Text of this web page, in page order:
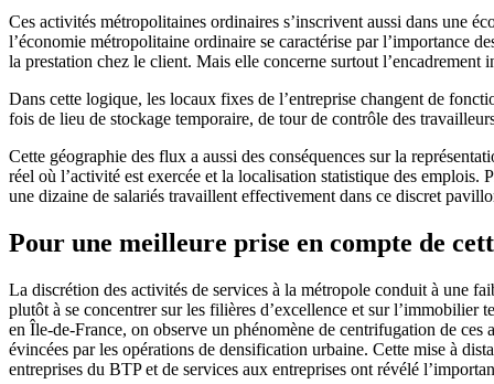
Ces activités métropolitaines ordinaires s’inscrivent aussi dans une
l’économie métropolitaine ordinaire se caractérise par l’importance
la prestation chez le client. Mais elle concerne surtout
Dans cette logique, les locaux fixes de l’entreprise changent de
fois de lieu de stockage temporaire, de tour de contrôle des
Cette géographie des flux a aussi des conséquences sur la
réel où l’activité est exercée et la localisation statistique des emplois.
une dizaine de salariés travaillent effectivement dans ce discret
Pour une meilleure prise en compte de
La discrétion des activités de services à la métropole conduit à une
plutôt à se concentrer sur les filières d’excellence et sur l’immobilier
en Île-de-France, on observe un phénomène de centrifugation de
évincées par les opérations de densification urbaine. Cette mise à
entreprises du BTP et de services aux entreprises ont révélé